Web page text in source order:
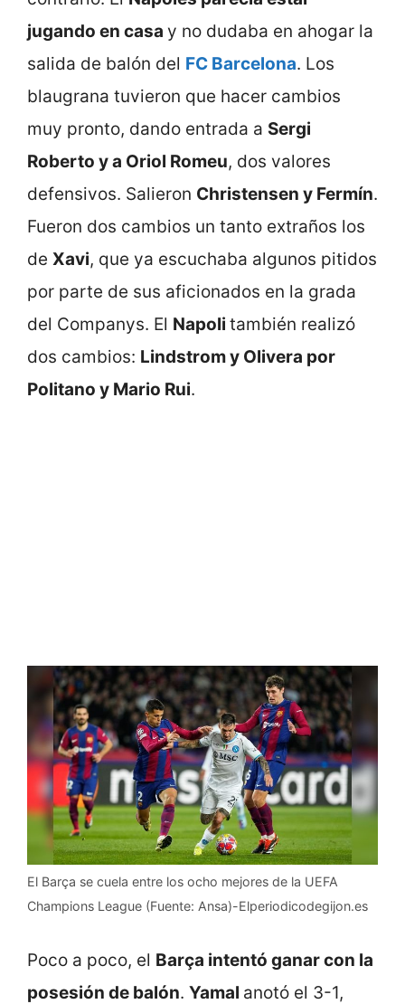
jugando en casa y no dudaba en ahogar la
salida de balón del FC Barcelona. Los
blaugrana tuvieron que hacer cambios
muy pronto, dando entrada a Sergi
Roberto y a Oriol Romeu, dos valores
defensivos. Salieron Christensen y Fermín.
Fueron dos cambios un tanto extraños los
de Xavi, que ya escuchaba algunos pitidos
por parte de sus aficionados en la grada
del Companys. El Napoli también realizó
dos cambios: Lindstrom y Olivera por
Politano y Mario Rui.
El Barça se cuela entre los ocho mejores de la UEFA
Champions League (Fuente: Ansa)-Elperiodicodegijon.es
Poco a poco, el Barça intentó ganar con la
posesión de balón. Yamal anotó el 3-1,